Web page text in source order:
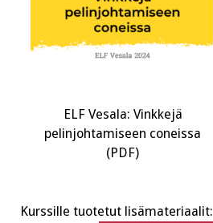
ELF Vesala: Vinkkejä
pelinjohtamiseen coneissa
(PDF)
Kurssille tuotetut lisämateriaalit: